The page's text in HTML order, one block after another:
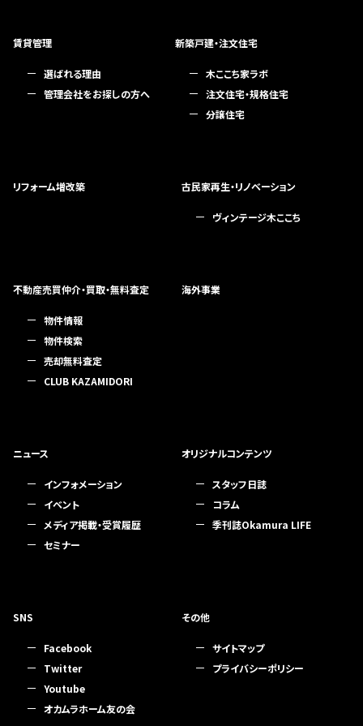
賃貸管理
選ばれる理由
管理会社をお探しの方へ
新築戸建・注文住宅
木ここち家ラボ
注文住宅・規格住宅
分譲住宅
リフォーム増改築 古民家再生・リノベーション
ヴィンテージ木ここち
不動産売買仲介・買取・無料査定
物件情報
物件検索
売却無料査定
CLUB KAZAMIDORI
海外事業
ニュース
インフォメーション
イベント
メディア掲載・受賞履歴
セミナー
オリジナルコンテンツ
スタッフ日誌
コラム
季刊誌Okamura LIFE
SNS
Facebook
Twitter
Youtube
オカムラホーム友の会
その他
サイトマップ
プライバシーポリシー